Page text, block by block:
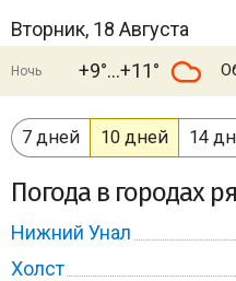
Вторник, 18 Августа
Ночь +9° +11°
7 дней 10 дней 14
Погода в городах
Нижний Унал
Холст